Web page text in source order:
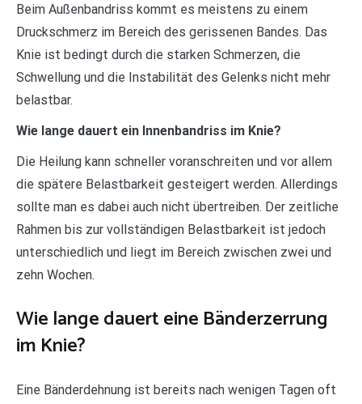
Beim Außenbandriss kommt es meistens zu einem
Druckschmerz im Bereich des gerissenen Bandes. Das
Knie ist bedingt durch die starken Schmerzen, die
Schwellung und die Instabilität des Gelenks nicht mehr
belastbar.
Wie lange dauert ein Innenbandriss im Knie?
Die Heilung kann schneller voranschreiten und vor allem
die spätere Belastbarkeit gesteigert werden. Allerdings
sollte man es dabei auch nicht übertreiben. Der zeitliche
Rahmen bis zur vollständigen Belastbarkeit ist jedoch
unterschiedlich und liegt im Bereich zwischen zwei und
zehn Wochen.
Wie lange dauert eine Bänderzerrung
im Knie?
Eine Bänderdehnung ist bereits nach wenigen Tagen oft